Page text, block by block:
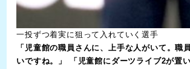
一投ずつ着実に狙って入れていく選手
「児童館の職員さんに、上手な人がいて。職
いですね。」
「児童館にダーツライブ2が置